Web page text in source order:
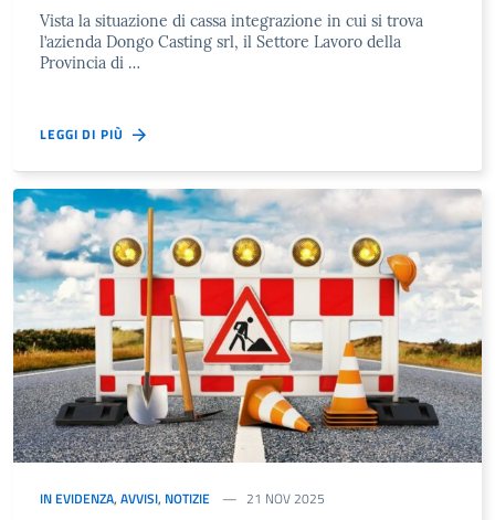
Vista la situazione di cassa integrazione in cui si trova
l’azienda Dongo Casting srl, il Settore Lavoro della
Provincia di …
LEGGI DI PIÙ
IN EVIDENZA, AVVISI, NOTIZIE 21 NOV 2025